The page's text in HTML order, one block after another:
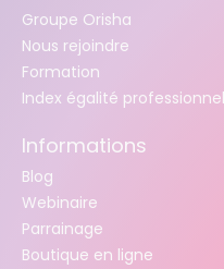
Groupe Orisha
Nous rejoindre
Formation
Index égalité
Informations
Blog
Webinaire
Parrainage
Boutique en ligne